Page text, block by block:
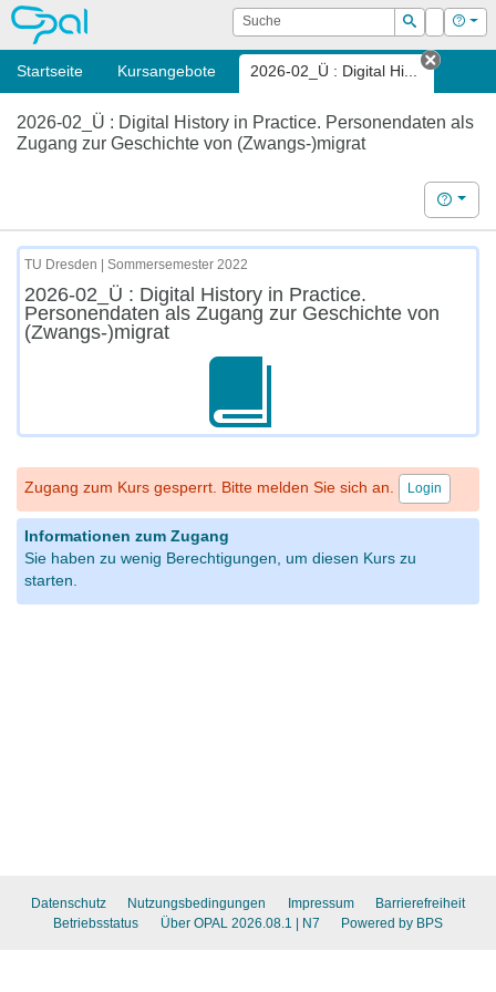
OPAL Suche
Suchen
Login Hilfe
Startseite Kursangebote 2026-02_Ü : Digital Hi...
Tab
2026-02_Ü : Digital History in Practice. Personendaten als
Zugang zur Geschichte von (Zwangs-)migrat
Hilfe
TU Dresden | Sommersemester 2022
2026-02_Ü : Digital History in Practice.
Personendaten als Zugang zur Geschichte von
(Zwangs-)migrat
Zugang zum Kurs gesperrt. Bitte melden Sie sich an. Login
Informationen zum Zugang
Sie haben zu wenig Berechtigungen, um diesen Kurs zu
starten.
Datenschutz Nutzungsbedingungen Impressum
Barrierefreiheit
Betriebsstatus
Über OPAL 2026.08.1 | N7 Powered by BPS